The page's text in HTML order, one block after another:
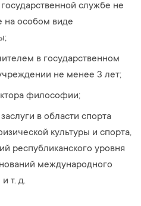
службе не
на особом виде
в государственном
не менее 3 лет;
философии;
в области спорта
культуры и спорта,
республиканского уровня
международного
т. д.